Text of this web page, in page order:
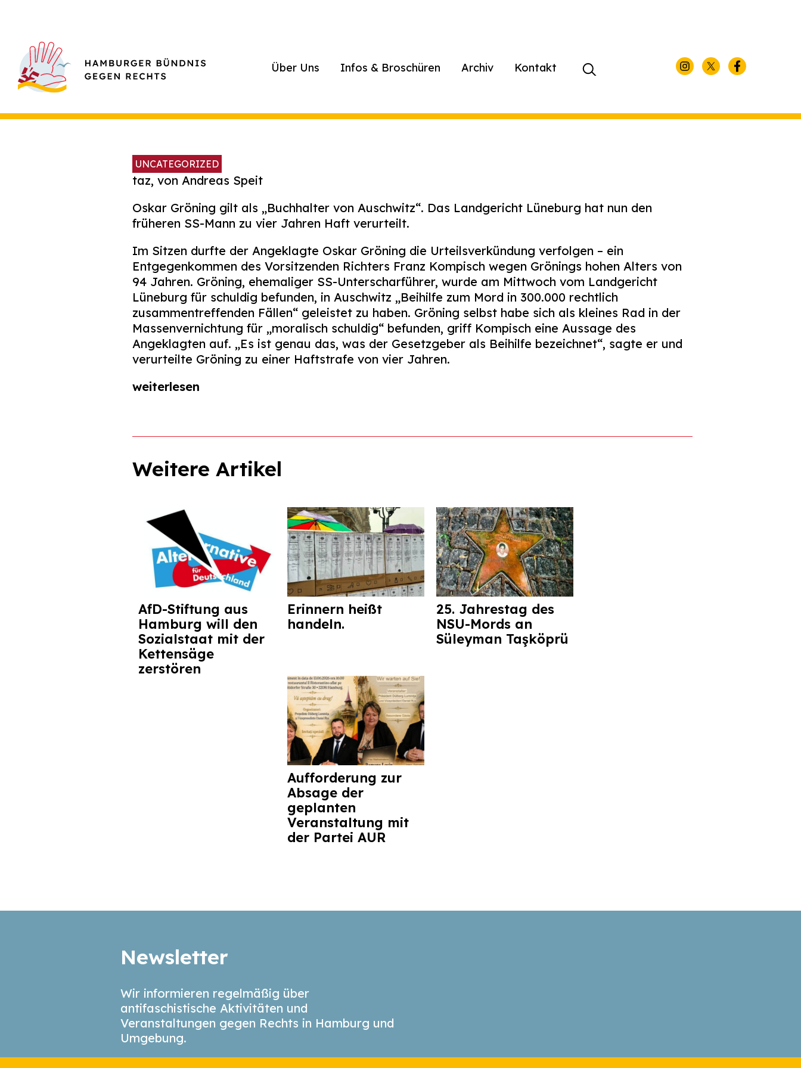
Über Uns Infos & Broschüren Archiv KontaktSuchen
UNCATEGORIZED
taz, von Andreas Speit
Oskar Gröning gilt als „Buchhalter von Auschwitz“. Das Landgericht Lüneburg hat nun den
früheren SS-Mann zu vier Jahren Haft verurteilt.
Im Sitzen durfte der Angeklagte Oskar Gröning die Urteilsverkündung verfolgen – ein
Entgegenkommen des Vorsitzenden Richters Franz Kompisch wegen Grönings hohen Alters von
94 Jahren. Gröning, ehemaliger SS-Unterscharführer, wurde am Mittwoch vom Landgericht
Lüneburg für schuldig befunden, in Auschwitz „Beihilfe zum Mord in 300.000 rechtlich
zusammentreffenden Fällen“ geleistet zu haben. Gröning selbst habe sich als kleines Rad in der
Massenvernichtung für „moralisch schuldig“ befunden, griff Kompisch eine Aussage des
Angeklagten auf. „Es ist genau das, was der Gesetzgeber als Beihilfe bezeichnet“, sagte er und
verurteilte Gröning zu einer Haftstrafe von vier Jahren.
weiterlesen
Weitere Artikel
AfD-Stiftung aus
Hamburg will den
Sozialstaat mit der
Kettensäge
zerstören
Erinnern heißt
handeln.
25. Jahrestag des
NSU-Mords an
Süleyman Taşköprü
Aufforderung zur
Absage der
geplanten
Veranstaltung mit
der Partei AUR
Newsletter
Wir informieren regelmäßig über
antifaschistische Aktivitäten und
Veranstaltungen gegen Rechts in Hamburg und
Umgebung.